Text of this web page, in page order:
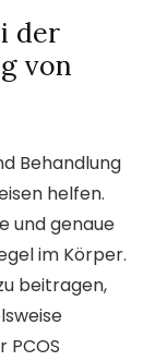
der
von
Behandlung
helfen.
und genaue
im Körper.
beitragen,